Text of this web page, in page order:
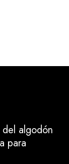
algodón
para